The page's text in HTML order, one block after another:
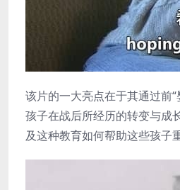
该片的一大亮点在于其通过前
孩子在战后所经历的转变与成
及这种教育如何帮助这些孩子